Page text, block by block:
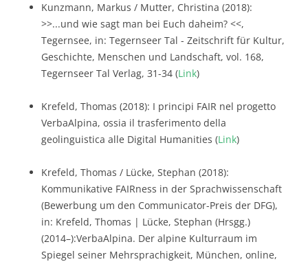
Kunzmann, Markus / Mutter, Christina (2018):
>>...und wie sagt man bei Euch daheim? <<,
Tegernsee, in: Tegernseer Tal - Zeitschrift für Kultur,
Geschichte, Menschen und Landschaft, vol. 168,
Tegernseer Tal Verlag, 31-34 (Link)
Krefeld, Thomas (2018): I principi FAIR nel progetto
VerbaAlpina, ossia il trasferimento della
geolinguistica alle Digital Humanities (Link)
Krefeld, Thomas / Lücke, Stephan (2018):
Kommunikative FAIRness in der Sprachwissenschaft
(Bewerbung um den Communicator-Preis der DFG),
in: Krefeld, Thomas | Lücke, Stephan (Hrsgg.)
(2014–):VerbaAlpina. Der alpine Kulturraum im
Spiegel seiner Mehrsprachigkeit, München, online,